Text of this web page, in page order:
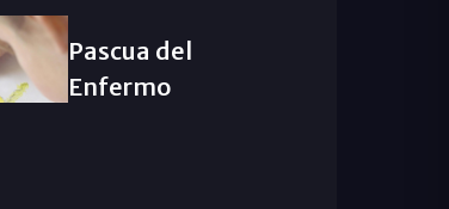
Pascua del
Enfermo